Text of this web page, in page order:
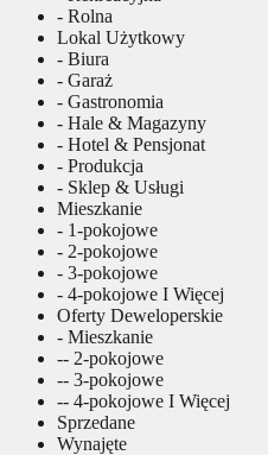
- Rolna
Lokal Użytkowy
- Biura
- Garaż
- Gastronomia
- Hale & Magazyny
- Hotel & Pensjonat
- Produkcja
- Sklep & Usługi
Mieszkanie
- 1-pokojowe
- 2-pokojowe
- 3-pokojowe
- 4-pokojowe I Więcej
Oferty Deweloperskie
- Mieszkanie
-- 2-pokojowe
-- 3-pokojowe
-- 4-pokojowe I Więcej
Sprzedane
Wynajęte